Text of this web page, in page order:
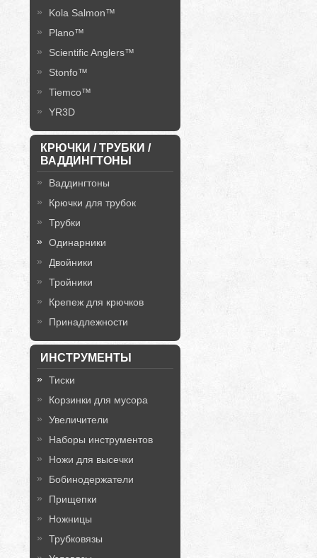
Kola Salmon™
Plano™
Scientific Anglers™
Stonfo™
Tiemco™
YR3D
КРЮЧКИ / ТРУБКИ /
ВАДДИНГТОНЫ
Ваддингтоны
Крючки для трубок
Трубки
Одинарники
Двойники
Тройники
Крепеж для крючков
Принадлежности
ИНСТРУМЕНТЫ
Тиски
Корзинки для мусора
Увеличители
Наборы инструментов
Ножи для высечки
Бобинодержатели
Прищепки
Ножницы
Трубковязы